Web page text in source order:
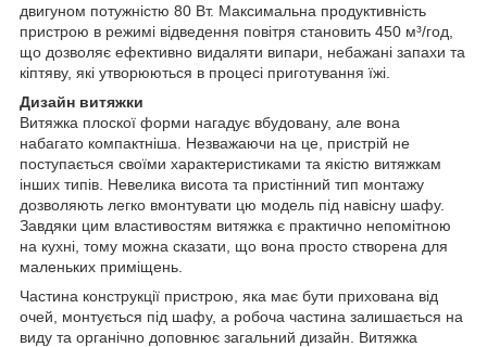
двигуном потужністю 80 Вт. Максимальна продуктивність
пристрою в режимі відведення повітря становить 450 м³/год,
що дозволяє ефективно видаляти випари, небажані запахи та
кіптяву, які утворюються в процесі приготування їжі.
Дизайн витяжки
Витяжка плоскої форми нагадує вбудовану, але вона
набагато компактніша. Незважаючи на це, пристрій не
поступається своїми характеристиками та якістю витяжкам
інших типів. Невелика висота та пристінний тип монтажу
дозволяють легко вмонтувати цю модель під навісну шафу.
Завдяки цим властивостям витяжка є практично непомітною
на кухні, тому можна сказати, що вона просто створена для
маленьких приміщень.
Частина конструкції пристрою, яка має бути прихована від
очей, монтується під шафу, а робоча частина залишається на
виду та органічно доповнює загальний дизайн. Витяжка